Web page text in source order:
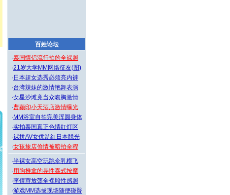
百姓论坛
·泰国情侣流行拍的全裸照
·21岁大学MM网络征友(图)
· 日本超女选秀必须亮内裤
·台湾辣妹的激情艳舞表演
·女星沙滩竟当众吻胸激情
·曹颖印小天酒店激情曝光
· MM浴室自拍完美浑圆身体
·实拍泰国真正色情红灯区
·裸拼AV女优翁红日本脱光
·女孩旅店偷情被暗拍全程
·半裸女高空玩跳伞乳横飞
·用胸推拿的异性泰式按摩
·李倩蓉放荡全裸照性感照
·游戏MM选拔现场随便碰臀